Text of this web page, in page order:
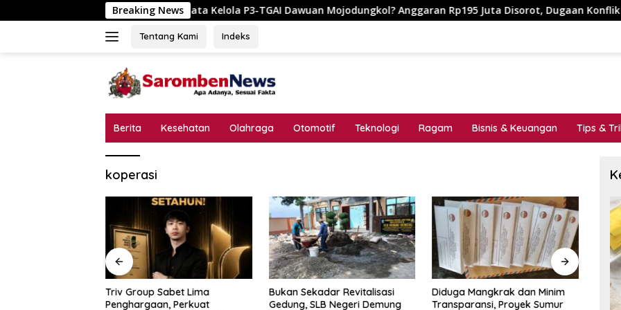
ke
Breaking News
Skandal Tata Kelola P3-TGAI Dawuan Mojodungkol? Anggaran Rp195 Juta Disorot, Dugaan Konflik
Tentang Kami Indeks
Berita Kesehatan Olahraga Otomotif Teknologi Ragam Bisnis & Keuangan Tips &
koperasi
Triv Group Sabet Lima
Penghargaan, Perkuat
Bukan Sekadar Revitalisasi
Gedung, SLB Negeri Demung
Diduga Mangkrak dan Minim
Transparansi, Proyek Sumur